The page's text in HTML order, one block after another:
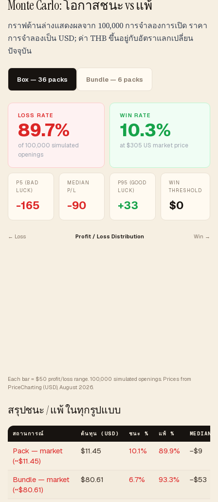
Monte Carlo: โอกาสชนะ vs แพ้
กราฟด้านล่างแสดงผลจาก 100,000 การจำลองการเปิด ราคา
การจำลองเป็น USD; ค่า THBขึ้นอยู่กับอัตราแลกเปลี่ยน
ปัจจุบัน
Box — 36 packs Bundle — 6 packs
LOSS RATE
89.7%
of100,000 simulated
openings
WIN RATE
10.3%
at $305 US market price
P5 (BAD
LUCK)
-165
MEDIAN
P/L
-90
P95 (GOOD
LUCK)
+33
WIN
THRESHOLD
$0
← Loss Profit / Loss Distribution Win →
Each bar = $50 profit/loss range. 100,000 simulated openings. Prices from
PriceCharting (USD), August 2026.
สรุปชนะ / แพ้ ในทุกรูปแบบ
สถานการณ์ ต้นทุน (USD) ชนะ % แพ้ % MEDIAN
Pack — market
(~$11.45)
$11.45 10.1% 89.9% −$9
Bundle — market
(~$80.61)
$80.61 6.7% 93.3% −$53